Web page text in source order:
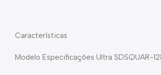
Características
Modelo Especificações Ultra SDSQUAR-